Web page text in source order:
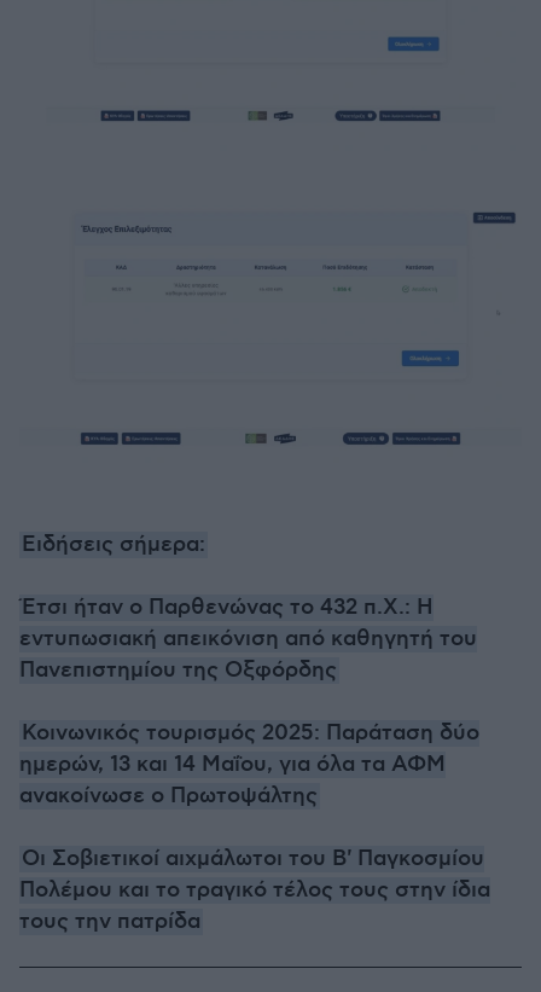
Ειδήσεις σήμερα:
Έτσι ήταν ο Παρθενώνας το 432 π.Χ.: Η
εντυπωσιακή απεικόνιση από καθηγητή του
Πανεπιστημίου της Οξφόρδης
Κοινωνικός τουρισμός 2025: Παράταση δύο
ημερών, 13 και 14 Μαΐου, για όλα τα ΑΦΜ
ανακοίνωσε ο Πρωτοψάλτης
Οι Σοβιετικοί αιχμάλωτοι του Β' Παγκοσμίου
Πολέμου και το τραγικό τέλος τους στην ίδια
τους την πατρίδα